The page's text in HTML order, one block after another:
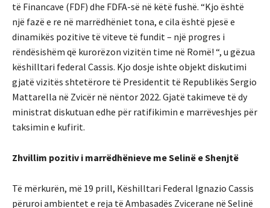
të Financave (FDF) dhe FDFA-së në këtë fushë. “Kjo është
një fazë e re në marrëdhëniet tona, e cila është pjesë e
dinamikës pozitive të viteve të fundit – një progres i
rëndësishëm që kurorëzon vizitën time në Romë! “, u gëzua
këshilltari federal Cassis. Kjo dosje ishte objekt diskutimi
gjatë vizitës shtetërore të Presidentit të Republikës Sergio
Mattarella në Zvicër në nëntor 2022. Gjatë takimeve të dy
ministrat diskutuan edhe për ratifikimin e marrëveshjes për
taksimin e kufirit.
Zhvillim pozitiv i marrëdhënieve me Selinë e Shenjtë
Të mërkurën, më 19 prill, Këshilltari Federal Ignazio Cassis
përuroi ambientet e reja të Ambasadës Zvicerane në Selinë